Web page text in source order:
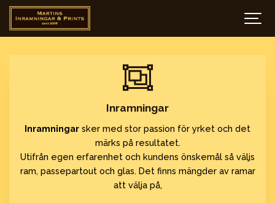
Inramningar
Inramningar sker med stor passion för yrket och det
märks på resultatet.
Utifrån egen erfarenhet och kundens önskemål så väljs
ram, passepartout och glas. Det finns mängder av ramar
att välja på,